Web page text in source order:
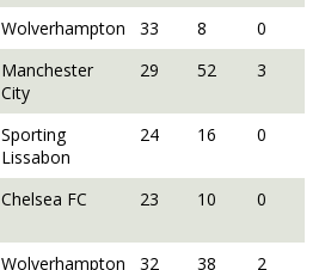
Wolverhampton 33 8
0
Manchester
City
29 52 3
Sporting
Lissabon
24 16 0
Chelsea FC 23 10 0
Wolverhampton 32 38 2